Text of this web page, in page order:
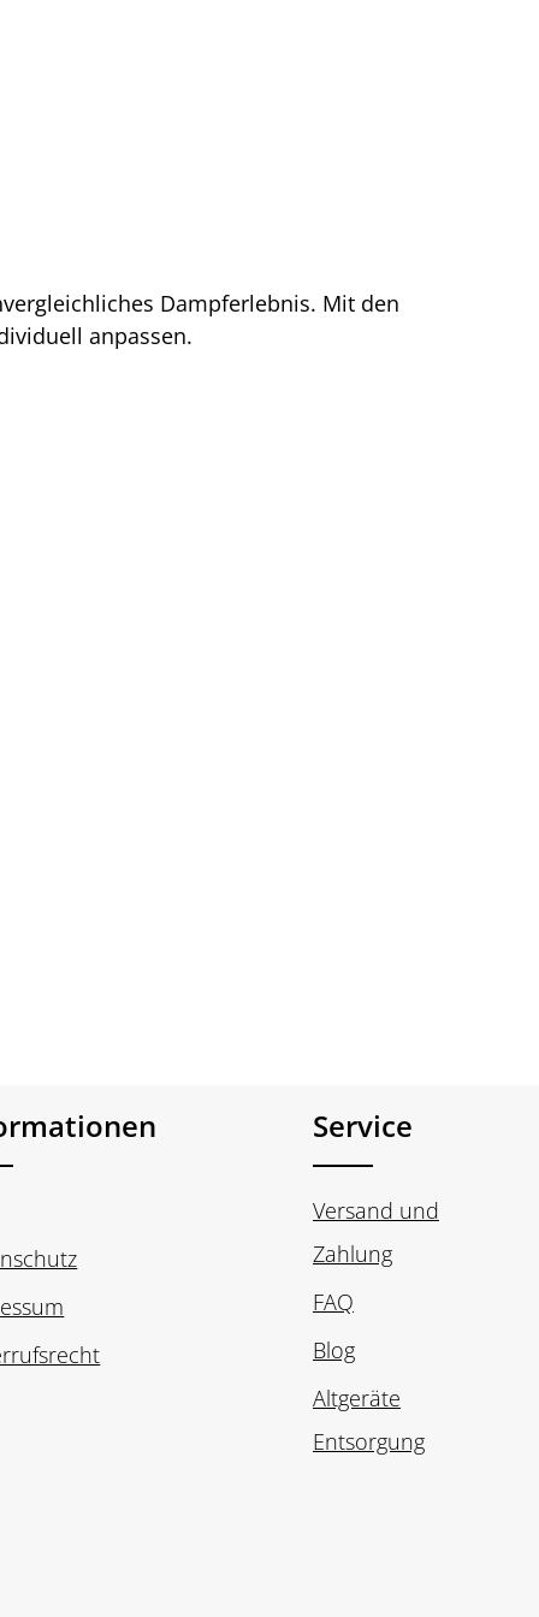
Dampferlebnis. Mit den
anpassen.
Service
Versand und
Zahlung
FAQ
Blog
Altgeräte
Entsorgung